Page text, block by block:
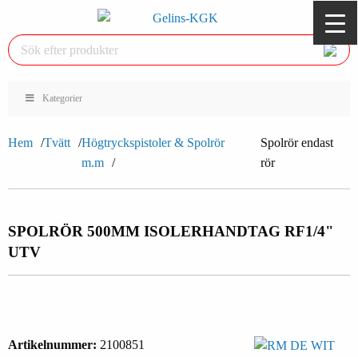
Kategorier
Hem Tvätt
Högtryckspistoler & Spolrör
m.m
Spolrör endast
rör
SPOLRÖR 500MM ISOLERHANDTAG RF1/4"
UTV
Artikelnummer: 2100851